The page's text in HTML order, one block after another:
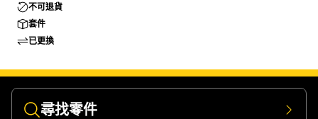
不可退貨
套件
已更換
尋找零件